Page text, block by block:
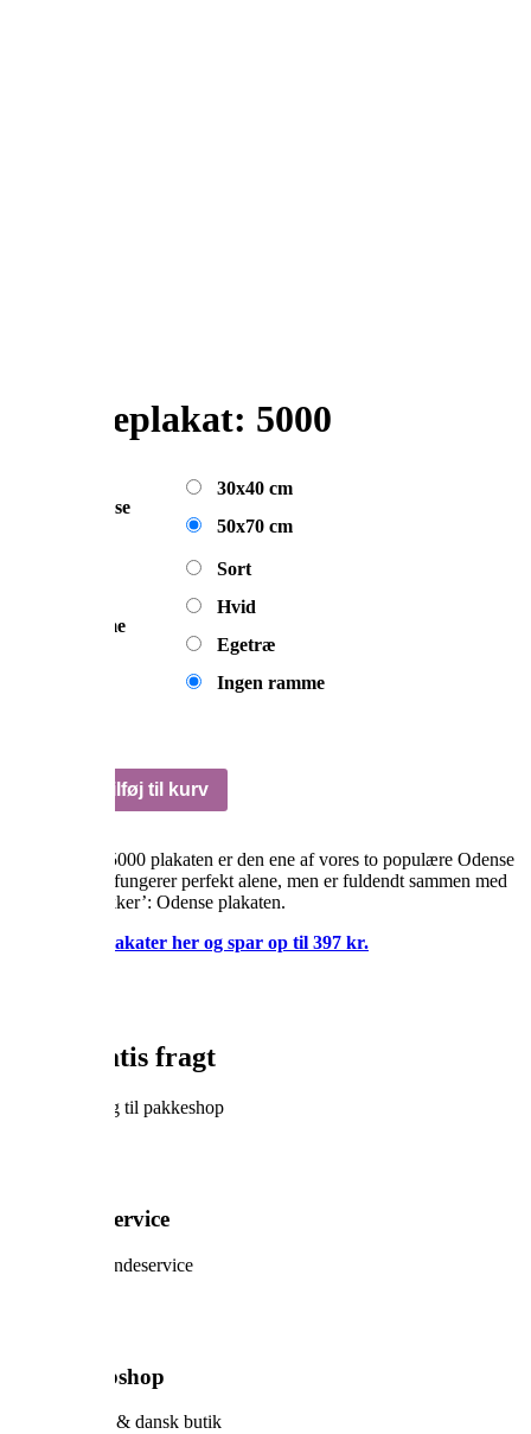
Odenseplakat: 5000
Størrelse
30x40 cm
50x70 cm
Ramme
Sort
Hvid
Egetræ
Ingen ramme
Odenseplakat:
Tilføj til kurv
Postnummer 5000 plakaten er den ene af vores to populære Odense
plakater. Den fungerer perfekt alene, men er fuldendt sammen med
sin ‘højre makker’: Odense plakaten.
Køb begge plakater her og spar op til 397 kr.
Altid gratis fragt
Gratis levering til pakkeshop
5-stjernet service
Prøv vores kundeservice
Sikker webshop
Dansk design & dansk butik